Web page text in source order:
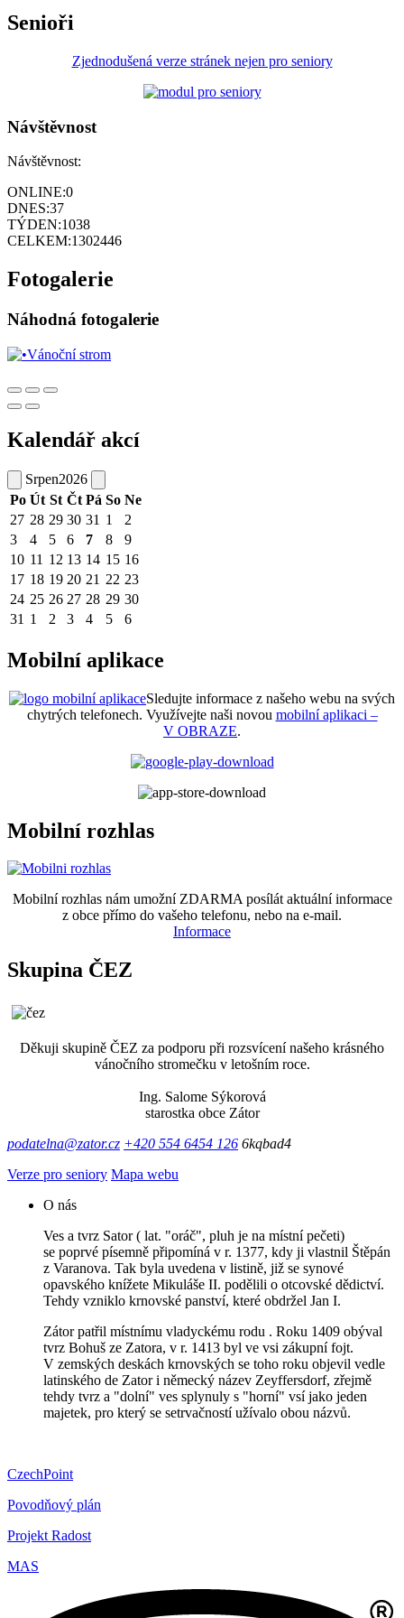
Senioři
Zjednodušená verze stránek nejen pro seniory
Návštěvnost
Návštěvnost:
ONLINE:0
DNES:37
TÝDEN:1038
CELKEM:1302446
Fotogalerie
Náhodná fotogalerie
Kalendář akcí
Srpen2026
Po Út St Čt Pá So Ne
27 28 29 30 31 1
2
3
4 5 6 7 8
9
10 11 12 13 14 15 16
17 18 19 20 21 22 23
24 25 26 27 28 29 30
31 1 2 3 4 5 6
Mobilní aplikace
Sledujte informace z našeho webu na svých
chytrých telefonech. Využívejte naši novou mobilní aplikaci –
V OBRAZE.
Mobilní rozhlas
Mobilní rozhlas nám umožní ZDARMA posílát aktuální informace
z obce přímo do vašeho telefonu, nebo na e-mail.
Informace
Skupina ČEZ
Děkuji skupině ČEZ za podporu při rozsvícení našeho krásného
vánočního stromečku v letošním roce.
Ing. Salome Sýkorová
starostka obce Zátor
podatelna@zator.cz +420 554 6454 126 6kqbad4
Verze pro seniory Mapa webu
O nás
Ves a tvrz Sator ( lat. "oráč", pluh je na místní pečeti)
se poprvé písemně připomíná v r. 1377, kdy ji vlastnil Štěpán
z Varanova. Tak byla uvedena v listině, již se synové
opavského knížete Mikuláše II. podělili o otcovské dědictví.
Tehdy vzniklo krnovské panství, které obdržel Jan I.
Zátor patřil místnímu vladyckému rodu . Roku 1409 obýval
tvrz Bohuš ze Zatora, v r. 1413 byl ve vsi zákupní fojt.
V zemských deskách krnovských se toho roku objevil vedle
latinského de Zator i německý název Zeyffersdorf, zřejmě
tehdy tvrz a "dolní" ves splynuly s "horní" vsí jako jeden
majetek, pro který se setrvačností užívalo obou názvů.
CzechPoint
Povodňový plán
Projekt Radost
MAS